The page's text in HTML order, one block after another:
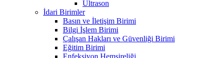
Ultrason
İdari Birimler
Basın ve İletişim Birimi
Bilgi İşlem Birimi
Çalışan Hakları ve Güvenliği Birimi
Eğitim Birimi
Enfeksiyon Hemşireliği